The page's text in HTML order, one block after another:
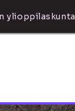
ylioppilaskunta